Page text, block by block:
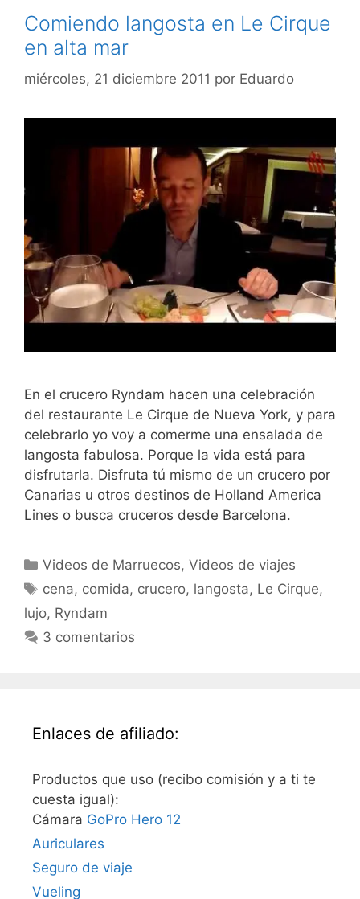
Comiendo langosta en Le Cirque
en alta mar
miércoles, 21 diciembre 2011 por Eduardo
En el crucero Ryndam hacen una celebración
del restaurante Le Cirque de Nueva York, y para
celebrarlo yo voy a comerme una ensalada de
langosta fabulosa. Porque la vida está para
disfrutarla. Disfruta tú mismo de un crucero por
Canarias u otros destinos de Holland America
Lines o busca cruceros desde Barcelona.
Categorías
Videos de Marruecos,Videos de viajes
Etiquetas
cena, comida, crucero, langosta, Le Cirque,
lujo, Ryndam
3 comentarios
Enlaces de afiliado:
Productos que uso (recibo comisión y a ti te
cuesta igual):
Cámara GoPro Hero 12
Auriculares
Seguro de viaje
Vueling